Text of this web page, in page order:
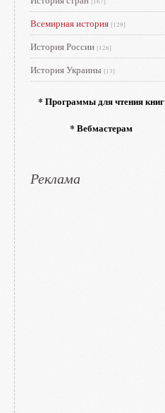
Всемирная история [129]
История России [126]
История Украины [13]
* Программы для чтения книг
* Вебмастерам
Реклама